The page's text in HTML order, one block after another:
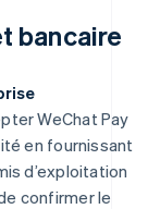
bancaire
WeChat Pay
en fournissant
d’exploitation
confirmer le